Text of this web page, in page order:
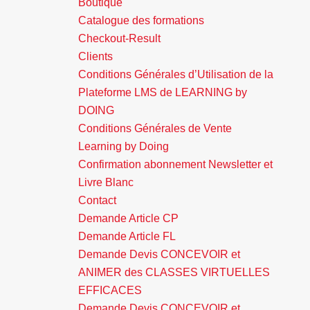
Boutique
Catalogue des formations
Checkout-Result
Clients
Conditions Générales d’Utilisation de la
Plateforme LMS de LEARNING by
DOING
Conditions Générales de Vente
Learning by Doing
Confirmation abonnement Newsletter et
Livre Blanc
Contact
Demande Article CP
Demande Article FL
Demande Devis CONCEVOIR et
ANIMER des CLASSES VIRTUELLES
EFFICACES